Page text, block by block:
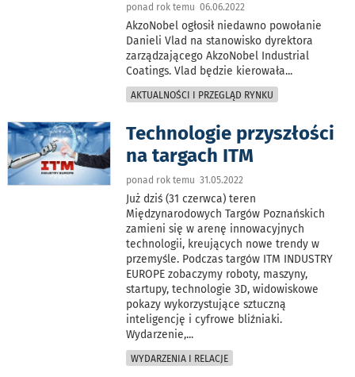
ponad rok temu 06.06.2022
AkzoNobel ogłosił niedawno powołanie
Danieli Vlad na stanowisko dyrektora
zarządzającego AkzoNobel Industrial
Coatings. Vlad będzie kierowała...
AKTUALNOŚCI I PRZEGLĄD RYNKU
Technologie przyszłości
na targach ITM
ponad rok temu 31.05.2022
Już dziś (31 czerwca) teren
Międzynarodowych Targów Poznańskich
zamieni się w arenę innowacyjnych
technologii, kreujących nowe trendy w
przemyśle. Podczas targów ITM INDUSTRY
EUROPE zobaczymy roboty, maszyny,
startupy, technologie 3D, widowiskowe
pokazy wykorzystujące sztuczną
inteligencję i cyfrowe bliźniaki.
Wydarzenie,...
WYDARZENIA I RELACJE